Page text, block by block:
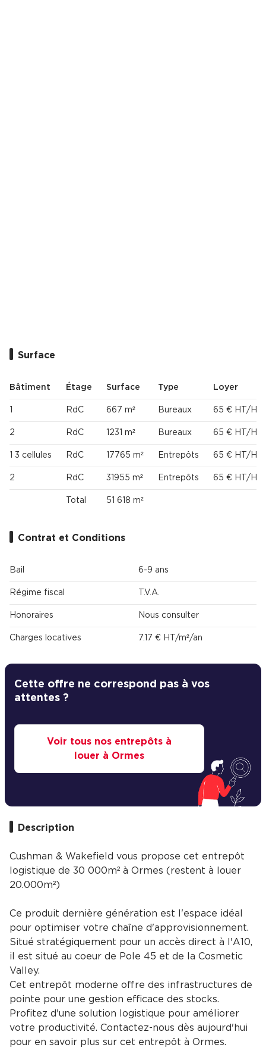
Surface
Bâtiment Étage Surface Type Loyer
RdC 667 m² Bureaux 65 € HT/
2 RdC 1231 m² Bureaux 65 € HT/
1 3 cellules RdC 17765 m² Entrepôts 65 € HT/
2 RdC 31955 m² Entrepôts 65 € HT/
Total 51 618 m²
Contrat et Conditions
Bail 6-9 ans
Régime fiscal T.V.A.
Honoraires Nous consulter
Charges locatives 7.17 € HT/m²/an
Cette offre ne correspond pas à vos
attentes ?
Voir tous nos entrepôts à
louer à Ormes
Description
Cushman & Wakefield vous propose cet entrepôt
logistique de 30 000m² à Ormes (restent à louer
20.000m²)
Ce produit dernière génération est l'espace idéal
pour optimiser votre chaîne d'approvisionnement.
Situé stratégiquement pour un accès direct à l'A10,
il est situé au coeur de Pole 45 et de la Cosmetic
Valley.
Cet entrepôt moderne offre des infrastructures de
pointe pour une gestion efficace des stocks.
Profitez d'une solution logistique pour améliorer
votre productivité. Contactez-nous dès aujourd'hui
pour en savoir plus sur cet entrepôt à Ormes.